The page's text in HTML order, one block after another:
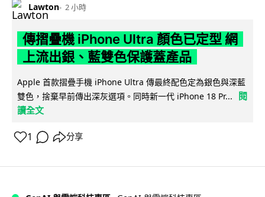
Lawton 2 小時
傳摺疊機 iPhone Ultra 顏色已定型 網
上流出銀、藍雙色保護蓋產品
Apple 首款摺疊手機 iPhone Ultra 傳最終配色定為銀色與深藍
雙色，捨棄早前傳出深灰選項。同時新一代 iPhone 18 Pr...
閱
讀全文
1 分享